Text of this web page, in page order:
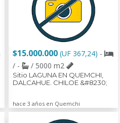
$15.000.000 (UF 367,24) -
/ -
/ 5000 m2
Sitio LAGUNA EN QUEMCHI,
DALCAHUE. CHILOE &#8230;
hace 3 años en Quemchi